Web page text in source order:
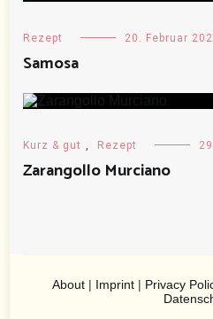
Rezept 20. Februar
Samosa
Kurz & gut , Rezept
Zarangollo Murciano
About | Imprint | Privacy